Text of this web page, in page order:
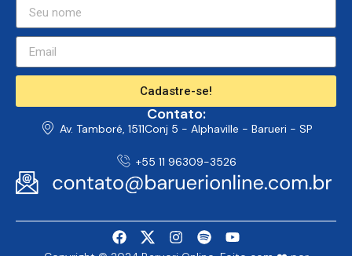
Cadastre-se!
Contato:
Av. Tamboré, 1511Conj 5 - Alphaville - Barueri - SP
+55 11 96309-3526